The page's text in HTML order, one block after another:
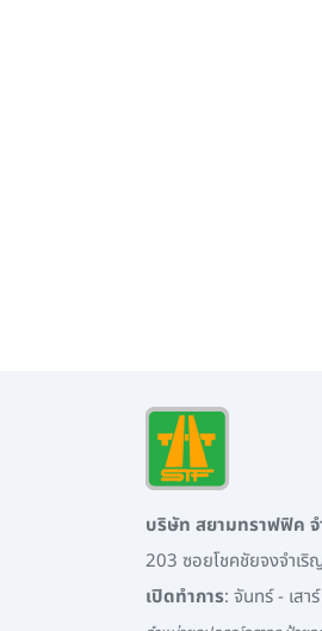
บริษัท สยามทราฟฟิค
203 ซอยโชคชัยจงจำเริ
เปิดทำการ: จันทร์ - เส